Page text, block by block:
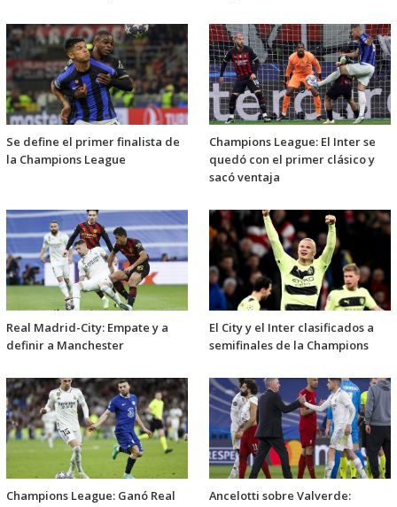
Se define el primer finalista de
la Champions League
Champions League: El Inter se
quedó con el primer clásico y
sacó ventaja
Real Madrid-City: Empate y a
definir a Manchester
El City y el Inter clasificados a
semifinales de la Champions
Champions League: Ganó Real
Ancelotti sobre Valverde: